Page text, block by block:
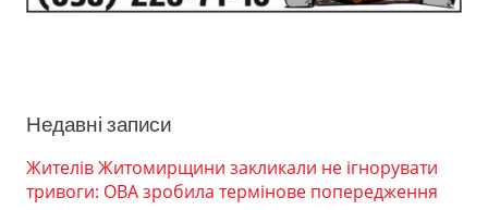
Недавні записи
Жителів Житомирщини закликали не ігнорувати
тривоги: ОВА зробила термінове попередження